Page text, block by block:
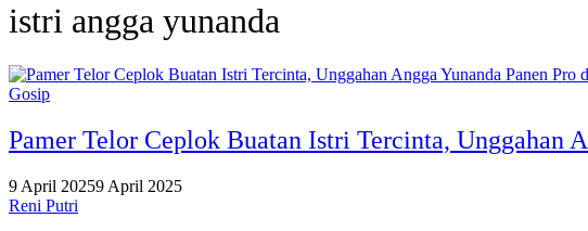
istri angga yunanda
Gosip
Pamer Telor Ceplok Buatan Istri Tercinta, Unggahan
9 April 20259 April 2025
Reni Putri